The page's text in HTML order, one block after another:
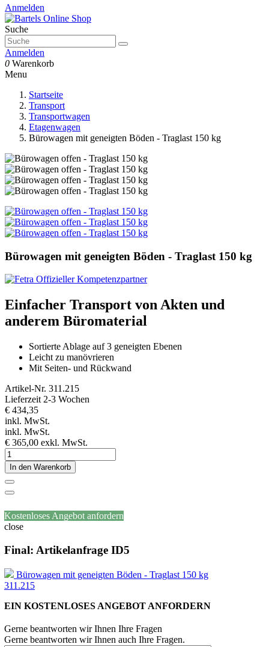
Anmelden
Suche
Anmelden
0 Warenkorb
Menu
Startseite
Transport
Transportwagen
Etagenwagen
Bürowagen mit geneigten Böden - Traglast 150 kg
Bürowagen mit geneigten Böden - Traglast 150 kg
Einfacher Transport von Akten und
anderem Büromaterial
Sortierte Ablage auf 3 geneigten Ebenen
Leicht zu manövrieren
Mit Seiten- und Rückwand
Artikel-Nr. 311.215
Lieferzeit 2-3 Wochen
€ 434,35
inkl. MwSt.
inkl. MwSt.
€ 365,00 exkl. MwSt.
In den Warenkorb
Kostenloses Angebot anfordern
close
Final: Artikelanfrage ID5
Bürowagen mit geneigten Böden - Traglast 150 kg
311.215
EIN KOSTENLOSES ANGEBOT ANFORDERN
Gerne beantworten wir Ihnen Ihre Fragen
Gerne beantworten wir Ihnen auch Ihre Fragen.